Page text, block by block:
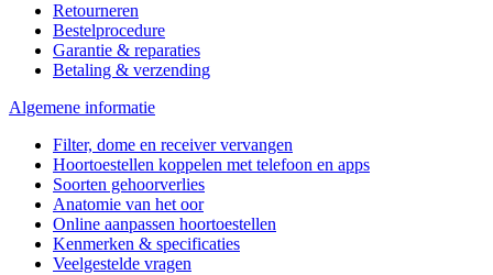
Retourneren
Bestelprocedure
Garantie & reparaties
Betaling & verzending
Algemene informatie
Filter, dome en receiver vervangen
Hoortoestellen koppelen met telefoon en apps
Soorten gehoorverlies
Anatomie van het oor
Online aanpassen hoortoestellen
Kenmerken & specificaties
Veelgestelde vragen